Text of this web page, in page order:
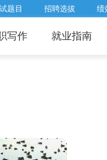
题目 招聘选拔 绩
写作 就业指南